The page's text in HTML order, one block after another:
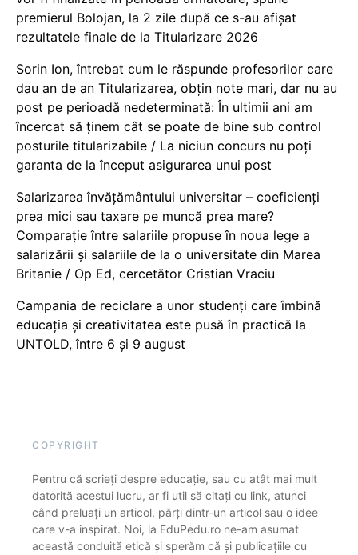
premierul Bolojan, la 2 zile după ce s-au afișat
rezultatele finale de la Titularizare 2026
Sorin Ion, întrebat cum le răspunde profesorilor care
dau an de an Titularizarea, obțin note mari, dar nu au
post pe perioadă nedeterminată: În ultimii ani am
încercat să ținem cât se poate de bine sub control
posturile titularizabile / La niciun concurs nu poți
garanta de la început asigurarea unui post
Salarizarea învățământului universitar – coeficienți
prea mici sau taxare pe muncă prea mare?
Comparație între salariile propuse în noua lege a
salarizării și salariile de la o universitate din Marea
Britanie / Op Ed, cercetător Cristian Vraciu
Campania de reciclare a unor studenți care îmbină
educația și creativitatea este pusă în practică la
UNTOLD, între 6 și 9 august
COPYRIGHT
Pentru că scrieți despre educație, sau cu atât mai mult
datorită acestui lucru, ar fi util să citați cu link, atunci
când preluați un articol, părți dintr-un articol sau o idee
care v-a inspirat. Noi, la EduPedu.ro ne-am asumat
această conduită etică și sperăm că și publicațiile cu